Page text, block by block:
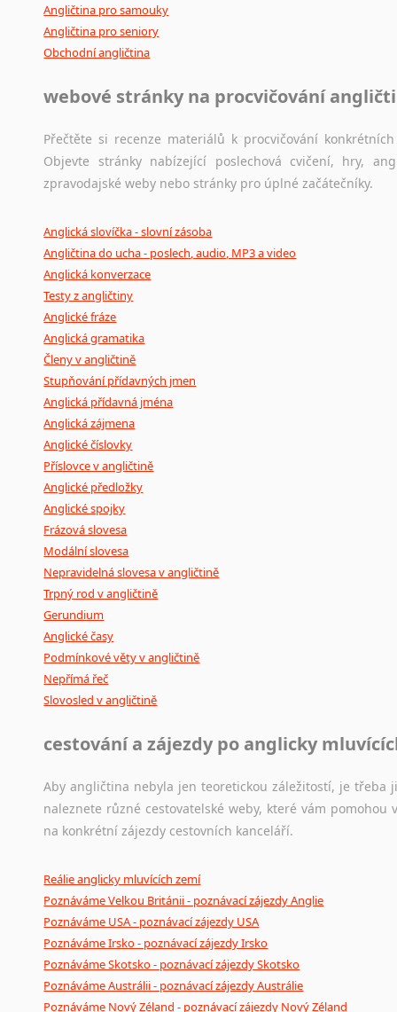
Angličtina pro samouky
Angličtina pro seniory
Obchodní angličtina
webové stránky na procvičování
Přečtěte si recenze materiálů k procvičování
Objevte stránky nabízející poslechová cvičení, hry,
zpravodajské weby nebo stránky pro úplné začátečníky.
Anglická slovíčka - slovní zásoba
Angličtina do ucha - poslech, audio, MP3 a video
Anglická konverzace
Testy z angličtiny
Anglické fráze
Anglická gramatika
Členy v angličtině
Stupňování přídavných jmen
Anglická přídavná jména
Anglická zájmena
Anglické číslovky
Příslovce v angličtině
Anglické předložky
Anglické spojky
Frázová slovesa
Modální slovesa
Nepravidelná slovesa v angličtině
Trpný rod v angličtině
Gerundium
Anglické časy
Podmínkové věty v angličtině
Nepřímá řeč
Slovosled v angličtině
cestování a zájezdy po anglicky
Aby angličtina nebyla jen teoretickou záležitostí, je
naleznete různé cestovatelské weby, které vám
na konkrétní zájezdy cestovních kanceláří.
Reálie anglicky mluvících zemí
Poznáváme Velkou Británii - poznávací zájezdy Anglie
Poznáváme USA - poznávací zájezdy USA
Poznáváme Irsko - poznávací zájezdy Irsko
Poznáváme Skotsko - poznávací zájezdy Skotsko
Poznáváme Austrálii - poznávací zájezdy Austrálie
Poznáváme Nový Zéland - poznávací zájezdy Nový Zéland